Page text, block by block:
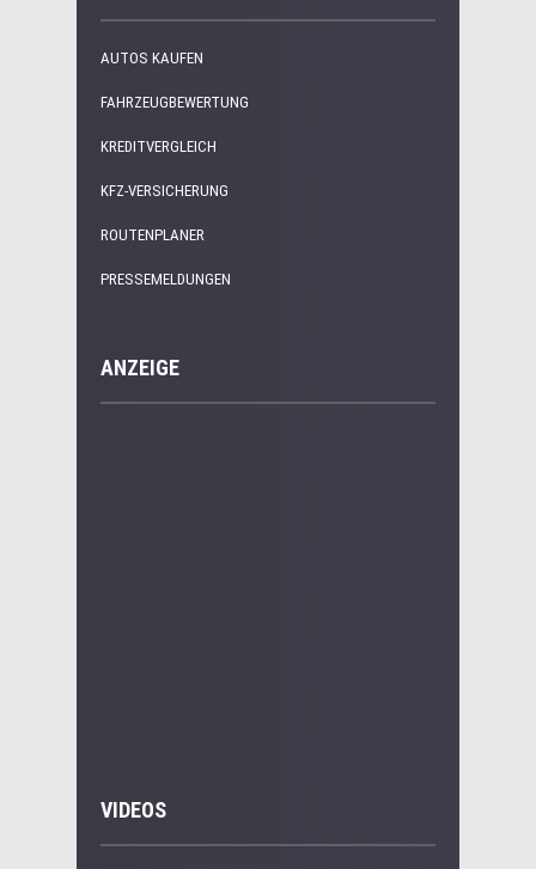
AUTOS KAUFEN
FAHRZEUGBEWERTUNG
KREDITVERGLEICH
KFZ-VERSICHERUNG
ROUTENPLANER
PRESSEMELDUNGEN
ANZEIGE
VIDEOS